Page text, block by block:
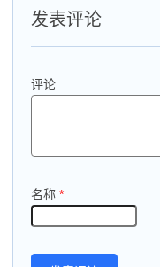
发表评论
评论
名称 *